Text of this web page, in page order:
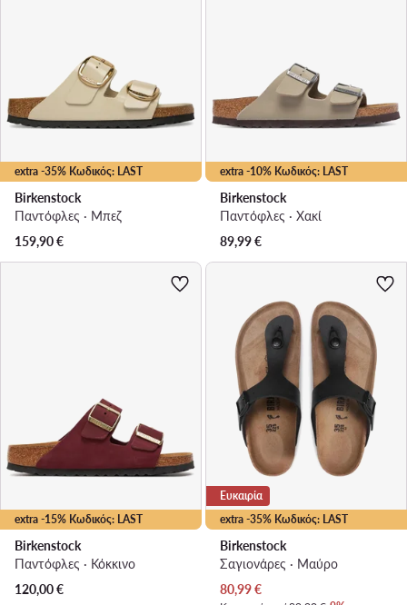
extra -35% Κωδικός: LAST
Birkenstock
Παντόφλες · Μπεζ
159,90€
extra -10% Κωδικός: LAST
Birkenstock
Παντόφλες · Χακί
89,99€
extra -15% Κωδικός: LAST
Birkenstock
Παντόφλες · Κόκκινο
120,00€
extra -35% Κωδικός: LAST
Ευκαιρία
Birkenstock
Σαγιονάρες · Μαύρο
Τρέχουσα τιμή
80,99€